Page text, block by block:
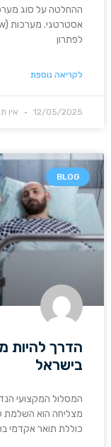
ההחלטה על סוג
לפתרון
לקריאה נוספת
12/05/2025 אין
BLOG
הדרך להיות
בישראל
המסלול המקצועי
מצליחה הוא השלמת
כוללת תואר אקדמי